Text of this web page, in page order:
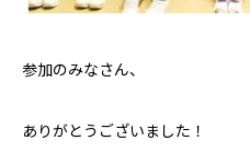
参加のみなさん、
ありがとうございました！